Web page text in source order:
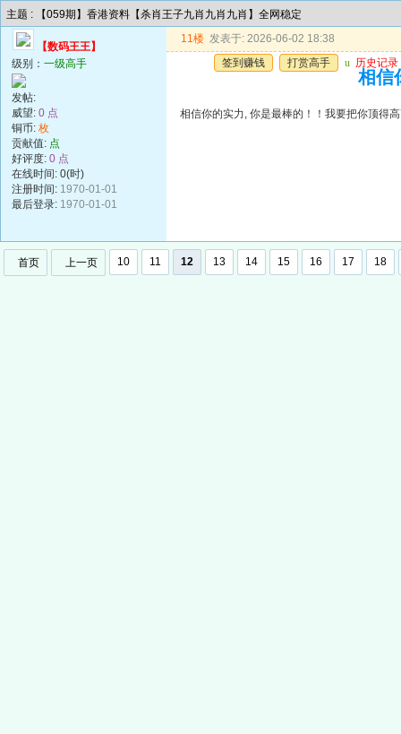
主题 : 【059期】香港资料【杀肖王子九肖九肖九肖】全网稳定
【数码王王】
级别： 一级高手
发帖:
威望: 0 点
铜币: 枚
贡献值: 点
好评度: 0 点
在线时间: 0(时)
注册时间: 1970-01-01
最后登录: 1970-01-01
11楼 发表于: 2026-06-02 18:38
签到赚钱
打赏高手 u 历史记录
相信
相信你的实力, 你是最棒的！！我要把你顶得
首页 上一页 10 11 12 13 14 15 16 17 18